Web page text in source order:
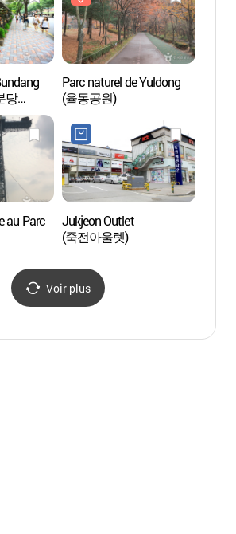
당
)
Parc naturel de Yuldong
(율동공원)
au Parc
Jukjeon Outlet
(죽전아울렛)
Voir plus